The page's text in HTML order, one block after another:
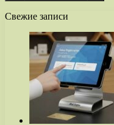
Свежие записи